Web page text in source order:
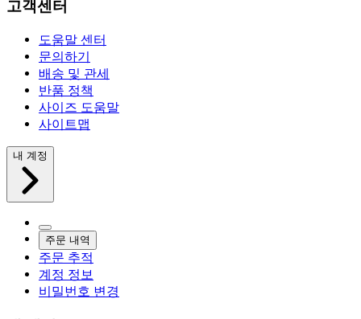
고객센터
도움말 센터
문의하기
배송 및 관세
반품 정책
사이즈 도움말
사이트맵
내 계정
주문 내역
주문 추적
계정 정보
비밀번호 변경